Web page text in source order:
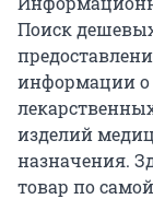
Поиск
информации о
изделий
назначения.
товар по